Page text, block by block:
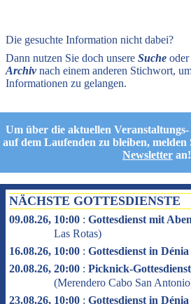
Die gesuchte Information nicht dabei?
Dann nutzen Sie doch unsere Suche oder
Archivnach einem anderen Stichwort,
Informationen zu gelangen.
Um über die aktuellen
auf dem Laufenden zu bleiben, melden
Newsletter an!
NÄCHSTE GOTTESDIENSTE
09.08.26, 10:00 : Gottesdienst mit
Las Rotas)
16.08.26, 10:00 : Gottesdienst in Dénia
20.08.26, 20:00 : Picknick-
(Merendero Cabo San Antonio
23.08.26, 10:00 : Gottesdienst in Dénia